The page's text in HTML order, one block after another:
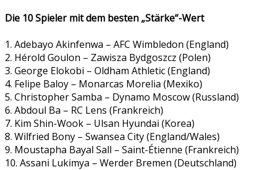
Die 10 Spieler mit dem besten „Stärke“-Wert
1. Adebayo Akinfenwa – AFC Wimbledon (England)
2. Hérold Goulon – Zawisza Bydgoszcz (Polen)
3. George Elokobi – Oldham Athletic (England)
4. Felipe Baloy – Monarcas Morelia (Mexiko)
5. Christopher Samba – Dynamo Moscow (Russland)
6. Abdoul Ba – RC Lens (Frankreich)
7. Kim Shin-Wook – Ulsan Hyundai (Korea)
8. Wilfried Bony – Swansea City (England/Wales)
9. Moustapha Bayal Sall – Saint-Étienne (Frankreich)
10. Assani Lukimya – Werder Bremen (Deutschland)